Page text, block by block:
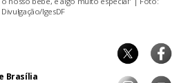
Divulgação/IgesDF
Brasília